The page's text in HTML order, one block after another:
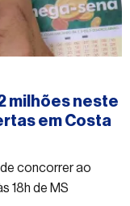
milhões neste
em Costa
concorrer ao
18h de MS